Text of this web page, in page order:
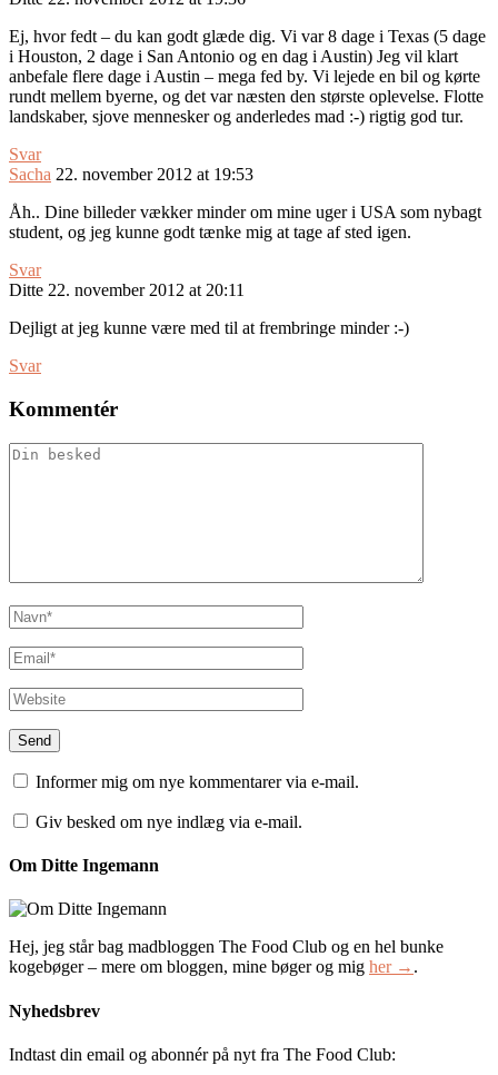
Ej, hvor fedt – du kan godt glæde dig. Vi var 8 dage i Texas (5 dage
i Houston, 2 dage i San Antonio og en dag i Austin) Jeg vil klart
anbefale flere dage i Austin – mega fed by. Vi lejede en bil og kørte
rundt mellem byerne, og det var næsten den største oplevelse. Flotte
landskaber, sjove mennesker og anderledes mad :-) rigtig god tur.
Svar
Sacha 22. november 2012 at 19:53
Åh.. Dine billeder vækker minder om mine uger i USA som nybagt
student, og jeg kunne godt tænke mig at tage af sted igen.
Svar
Ditte 22. november 2012 at 20:11
Dejligt at jeg kunne være med til at frembringe minder :-)
Svar
Kommentér
Informer mig om nye kommentarer via e-mail.
Giv besked om nye indlæg via e-mail.
Om Ditte Ingemann
Hej, jeg står bag madbloggen The Food Club og en hel bunke
kogebøger – mere om bloggen, mine bøger og mig her → .
Nyhedsbrev
Indtast din email og abonnér på nyt fra The Food Club: